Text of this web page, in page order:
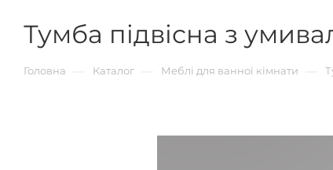
Тумба підвісна з
Головна Каталог Меблі для ванної кімнати